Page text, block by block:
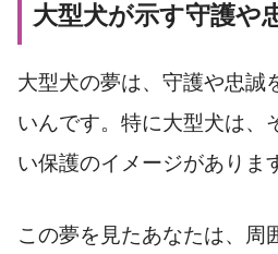
大型犬が示す守護や
大型犬の夢は、守護や忠誠
いんです。特に大型犬は、
い保護のイメージがありま
この夢を見たあなたは、周